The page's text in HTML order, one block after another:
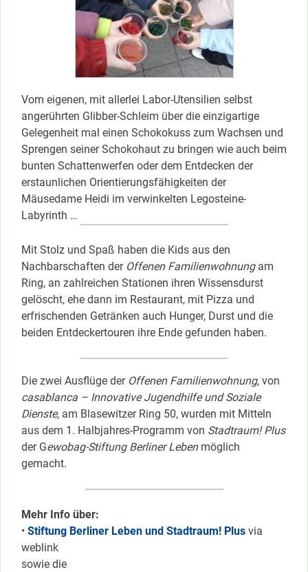
Vom eigenen, mit allerlei Labor-Utensilien selbst
angerührten Glibber-Schleim über die einzigartige
Gelegenheit mal einen Schokokuss zum Wachsen und
Sprengen seiner Schokohaut zu bringen wie auch beim
bunten Schattenwerfen oder dem Entdecken der
erstaunlichen Orientierungsfähigkeiten der
Mäusedame Heidi im verwinkelten Legosteine-
Labyrinth …
Mit Stolz und Spaß haben die Kids aus den
Nachbarschaften der Offenen Familienwohnung am
Ring, an zahlreichen Stationen ihren Wissensdurst
gelöscht, ehe dann im Restaurant, mit Pizza und
erfrischenden Getränken auch Hunger, Durst und die
beiden Entdeckertouren ihre Ende gefunden haben.
Die zwei Ausflüge der Offenen Familienwohnung, von
casablanca – Innovative Jugendhilfe und Soziale
Dienste, am Blasewitzer Ring 50, wurden mit Mitteln
aus dem 1. Halbjahres-Programm von Stadtraum! Plus
der Gewobag-Stiftung Berliner Lebenmöglich
gemacht.
Mehr Info über:
• Stiftung Berliner Leben und Stadtraum! Plus via
weblink
sowie die